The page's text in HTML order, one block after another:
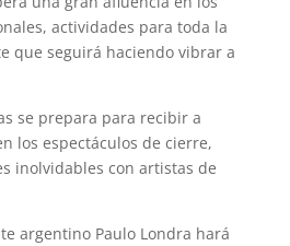
actividades para toda la
que seguirá haciendo vibrar a
se prepara para recibir a
los espectáculos de cierre,
inolvidables con artistas de
argentino Paulo Londra hará